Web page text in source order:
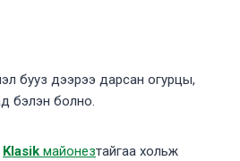
бууз дээрээ дарсан огурцы,
бэлэн болно.
Klasik майонезтайгаа хольж